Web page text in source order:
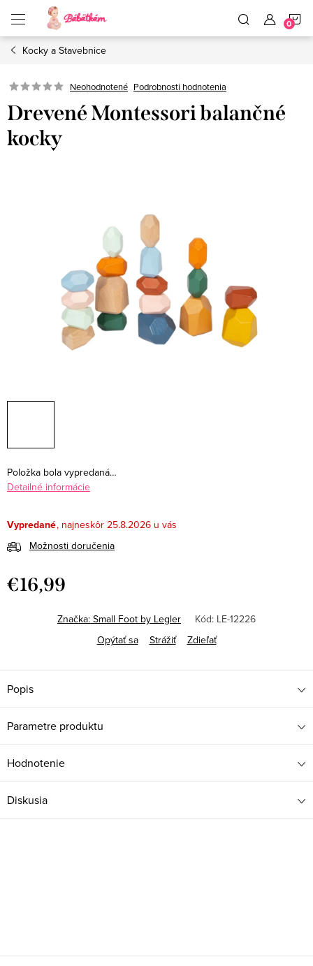
obsah
Kocky a Stavebnice
Neohodnotené Podrobnosti hodnotenia
Drevené Montessori balančné
kocky
Položka bola vypredaná…
Detailné informácie
Vypredané
25.8.2026
Možnosti doručenia
€16,99
Značka: Small Foot by Legler Kód: LE-12226
Opýtať sa
Strážiť Zdieľať
Popis
Parametre produktu
Hodnotenie
Diskusia